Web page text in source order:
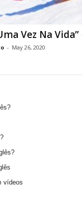
Vez Na
- May 26, 2020
vídeos